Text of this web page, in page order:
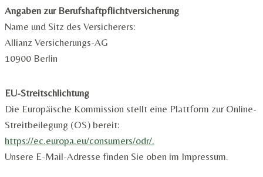
Angaben zur Berufshaftpflichtversicherung
Name und Sitz des Versicherers:
Allianz Versicherungs-AG
10900 Berlin
EU-Streitschlichtung
Die Europäische Kommission stellt eine Plattform zur Online-
Streitbeilegung (OS) bereit:
https://ec.europa.eu/consumers/odr/.
Unsere E-Mail-Adresse finden Sie oben im Impressum.